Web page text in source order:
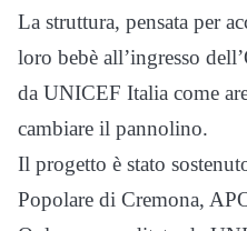
La struttura, pensata per
loro bebè all’ingresso
da UNICEF Italia come
cambiare il pannolino.
Il progetto è stato
Popolare di Cremona,